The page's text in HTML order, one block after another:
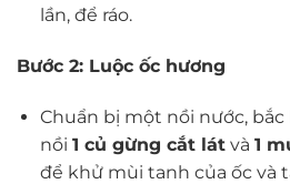
lần, để ráo.
Bước 2: Luộc ốc hương
Chuẩn bị một nồi nước, bắc
nồi 1 củ gừng cắt látvà 1
để khử mùi tanh của ốc và